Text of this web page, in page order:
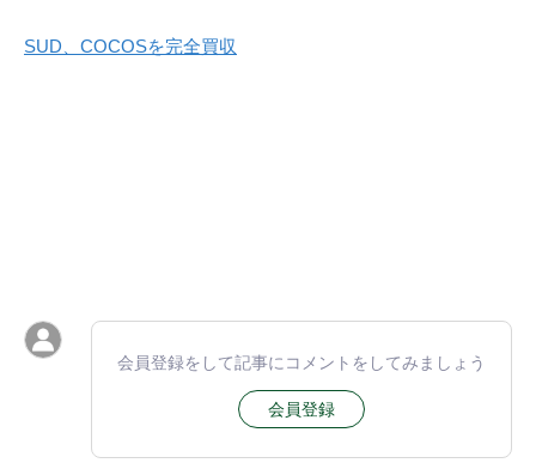
SUD、COCOSを完全買収
会員登録をして記事にコメントをしてみましょう
会員登録